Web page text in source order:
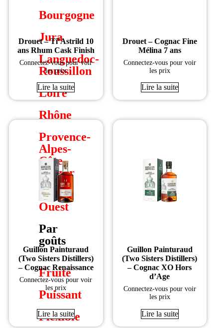
Bourgogne
Jura
Languedoc-
Roussillon
Loire
Rhône
Provence-
Alpes-
Côte
d'Azur
Sud-
Ouest
Par
goûts
Fruité
Puissant
Flexible
Drouet – Ti’Astrild 10
ans Rhum Cask Finish
Connectez-vous pour voir
les prix
Lire la suite
Drouet – Cognac Fine
Mélina 7 ans
Connectez-vous pour voir
les prix
Lire la suite
Guillon Painturaud
(Two Sisters Distillers)
– Cognac Renaissance
Connectez-vous pour voir
les prix
Lire la suite
Guillon Painturaud
(Two Sisters Distillers)
– Cognac XO Hors
d’Age
Connectez-vous pour voir
les prix
Lire la suite